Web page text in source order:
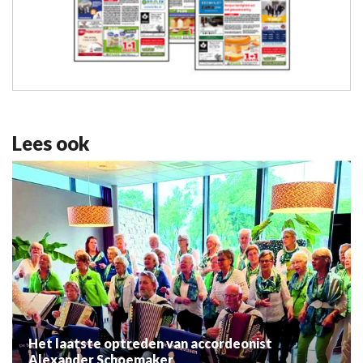
Lees ook
Het laatste optreden van accordeonist
Alexander Schoemaker